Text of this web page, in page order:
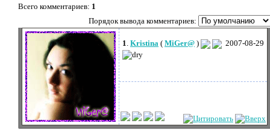
Всего комментариев: 1
Порядок вывода комментариев:
2007-08-29
1. Kristina ( MiGer@ )